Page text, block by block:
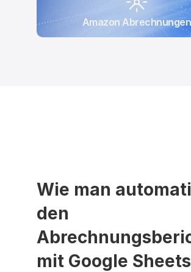
Amazon Abrechnungen
Wie man
den
mit Google Sheets